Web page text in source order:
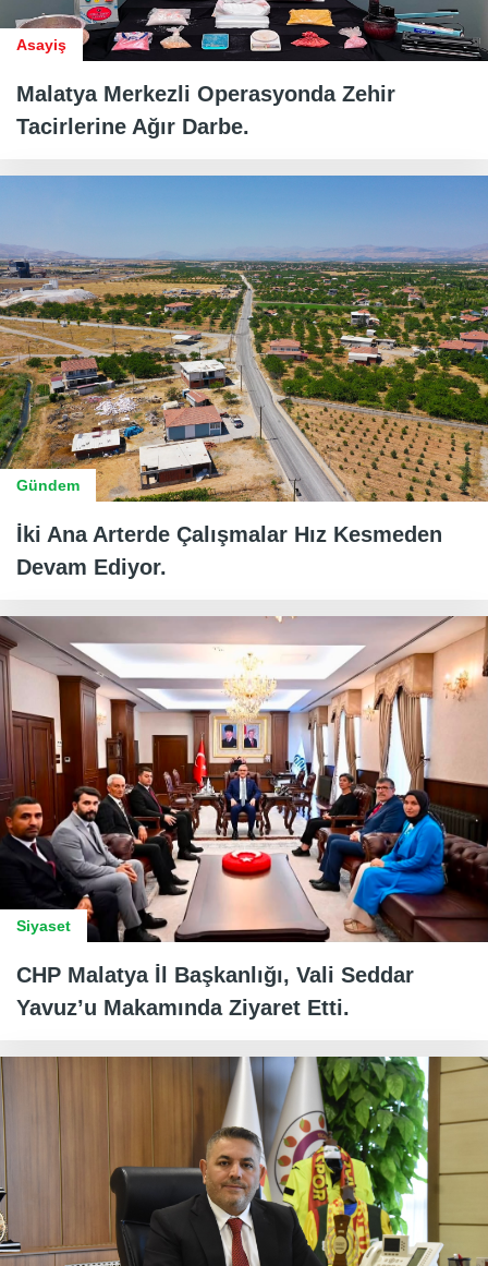
Asayiş
Malatya Merkezli Operasyonda Zehir
Tacirlerine Ağır Darbe.
Gündem
İki Ana Arterde Çalışmalar Hız Kesmeden
Devam Ediyor.
Siyaset
CHP Malatya İl Başkanlığı, Vali Seddar
Yavuz’u Makamında Ziyaret Etti.